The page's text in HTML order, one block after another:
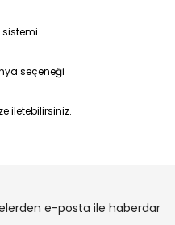
sistemi
seçeneği
iletebilirsiniz.
e-posta ile haberdar